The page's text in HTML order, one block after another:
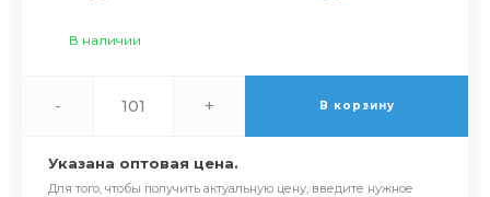
В наличии
- + В корзину
Указана оптовая цена.
Для того, чтобы получить актуальную цену, введите нужное